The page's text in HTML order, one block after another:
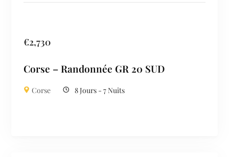
€2,730
Corse – Randonnée GR 20 SUD
Corse 8 Jours - 7 Nuits